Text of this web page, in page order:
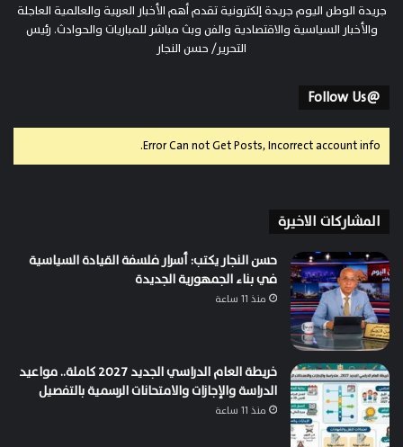
جريدة الوطن اليوم جريدة إلكترونية تقدم أهم الأخبار العربية والعالمية العاجلة
والأخبار السياسية والاقتصادية والفن وبث مباشر للمباريات والحوادث. رئيس
التحرير/ حسن النجار
@Follow Us
Error Can not Get Posts, Incorrect account info.
المشاركات الاخيرة
حسن النجار يكتب: أسرار فلسفة القيادة السياسية
في بناء الجمهورية الجديدة
منذ 11 ساعة
خريطة العام الدراسي الجديد 2027 كاملة.. مواعيد
الدراسة والإجازات والامتحانات الرسمية بالتفصيل
منذ 11 ساعة